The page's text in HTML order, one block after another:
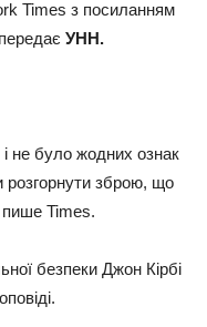
Times з посиланням
УНН.
і не було жодних ознак
розгорнути зброю, що
пише Times.
безпеки Джон Кірбі